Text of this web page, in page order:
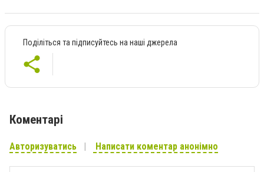
Поділіться та підписуйтесь на наші джерела
Коментарі
Авторизуватись Написати коментар анонімно